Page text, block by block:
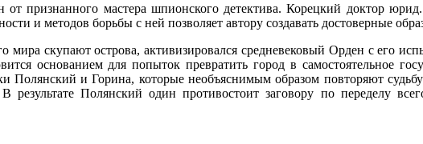
признанного мастера шпионского детектива. Корецкий доктор юрид.
и методов борьбы с ней позволяет автору создавать достоверные
скупают острова, активизировался средневековый Орден с его
основанием для попыток превратить город в самостоятельное
и Горина, которые необъяснимым образом повторяют
Полянский один противостоит заговору по переделу